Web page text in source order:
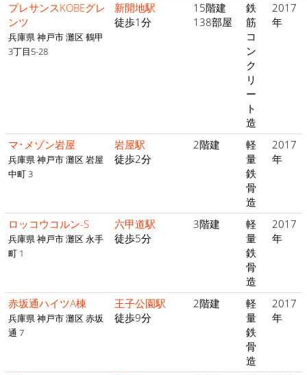
プレサンスKOBEグレ
ンツ
兵庫県 神戸市 灘区 鶴甲
3丁目5-28
新開地駅
徒歩1分
15階建
138部屋
鉄
筋
コ
ン
ク
リ
ー
ト
造
2017
年
マ･メゾン岩屋
兵庫県 神戸市 灘区 岩屋
中町 3
岩屋駅
徒歩2分
2階建
軽
量
鉄
骨
造
2017
年
ロッコウコルン-S
兵庫県 神戸市 灘区 永手
町 1
六甲道駅
徒歩5分
3階建
軽
量
鉄
骨
造
2017
年
赤坂通ハイツA棟
兵庫県 神戸市 灘区 赤坂
通 7
王子公園駅
徒歩9分
2階建
軽
量
鉄
骨
造
2017
年